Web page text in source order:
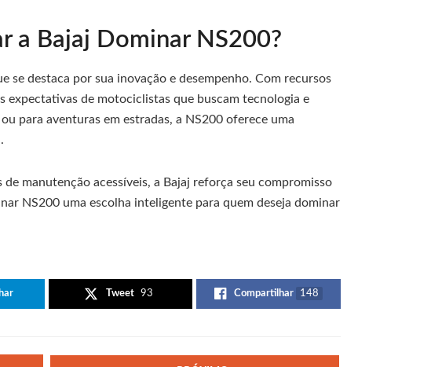
a Bajaj Dominar NS200?
se destaca por sua inovação e desempenho. Com recursos
expectativas de motociclistas que buscam tecnologia e
para aventuras em estradas, a NS200 oferece uma
manutenção acessíveis, a Bajaj reforça seu compromisso
NS200 uma escolha inteligente para quem deseja dominar
Tweet 93 Compartilhar 148